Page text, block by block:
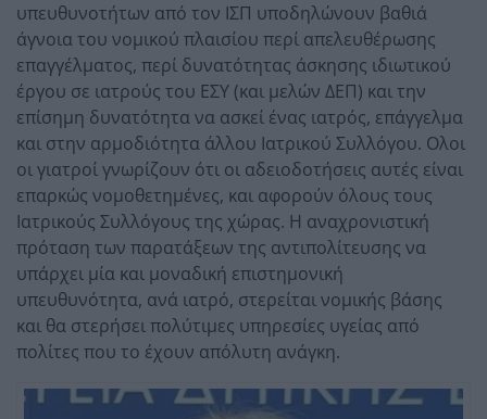
υπευθυνοτήτων από τον ΙΣΠ υποδηλώνουν βαθιά
άγνοια του νομικού πλαισίου περί απελευθέρωσης
επαγγέλματος, περί δυνατότητας άσκησης ιδιωτικού
έργου σε ιατρούς του ΕΣΥ (και μελών ΔΕΠ) και την
επίσημη δυνατότητα να ασκεί ένας ιατρός, επάγγελμα
και στην αρμοδιότητα άλλου Ιατρικού Συλλόγου. Ολοι
οι γιατροί γνωρίζουν ότι οι αδειοδοτήσεις αυτές είναι
επαρκώς νομοθετημένες, και αφορούν όλους τους
Ιατρικούς Συλλόγους της χώρας. Η αναχρονιστική
πρόταση των παρατάξεων της αντιπολίτευσης να
υπάρχει μία και μοναδική επιστημονική
υπευθυνότητα, ανά ιατρό, στερείται νομικής βάσης
και θα στερήσει πολύτιμες υπηρεσίες υγείας από
πολίτες που το έχουν απόλυτη ανάγκη.